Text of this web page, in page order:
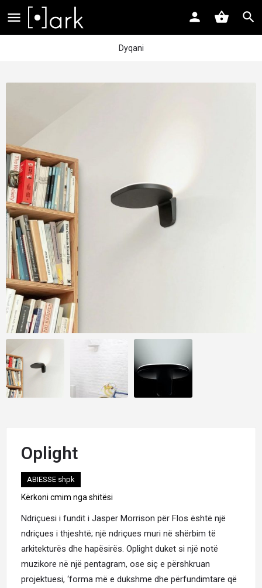
Dyqani
Oplight
ABIESSE shpk
Kërkoni cmim nga shitësi
Ndriçuesi i fundit i Jasper Morrison për Flos është një
ndriçues i thjeshtë; një ndriçues muri në shërbim të
arkitekturës dhe hapësirës. Oplight duket si një notë
muzikore në një pentagram, ose siç e përshkruan
projektuesi, ‘forma më e dukshme dhe përfundimtare që